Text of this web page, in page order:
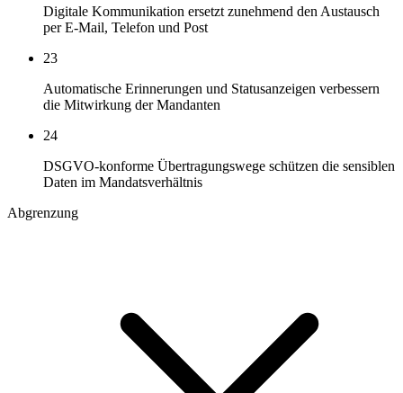
Digitale Kommunikation ersetzt zunehmend den Austausch
per E-Mail, Telefon und Post
23
Automatische Erinnerungen und Statusanzeigen verbessern
die Mitwirkung der Mandanten
24
DSGVO-konforme Übertragungswege schützen die sensiblen
Daten im Mandatsverhältnis
Abgrenzung